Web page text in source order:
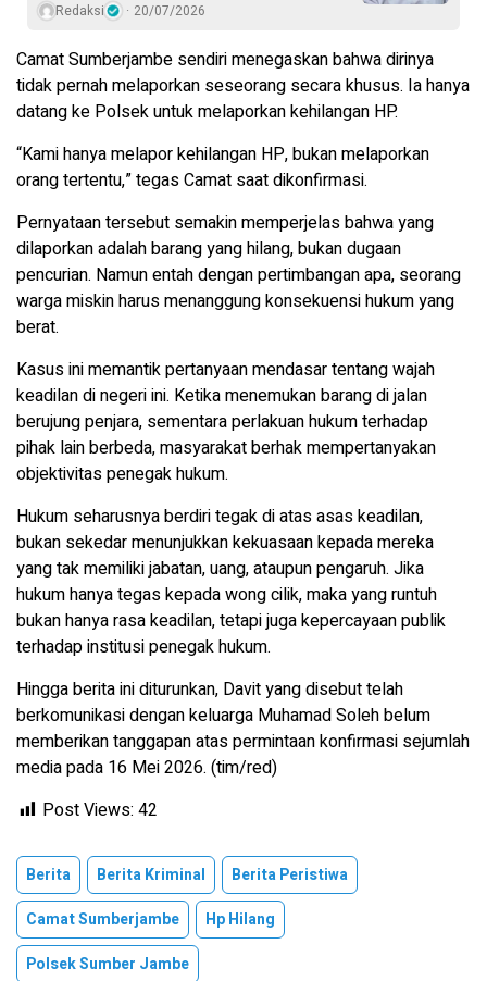
Redaksi 20/07/2026
Camat Sumberjambe sendiri menegaskan bahwa dirinya
tidak pernah melaporkan seseorang secara khusus. Ia hanya
datang ke Polsek untuk melaporkan kehilangan HP.
“Kami hanya melapor kehilangan HP, bukan melaporkan
orang tertentu,” tegas Camat saat dikonfirmasi.
Pernyataan tersebut semakin memperjelas bahwa yang
dilaporkan adalah barang yang hilang, bukan dugaan
pencurian. Namun entah dengan pertimbangan apa, seorang
warga miskin harus menanggung konsekuensi hukum yang
berat.
Kasus ini memantik pertanyaan mendasar tentang wajah
keadilan di negeri ini. Ketika menemukan barang di jalan
berujung penjara, sementara perlakuan hukum terhadap
pihak lain berbeda, masyarakat berhak mempertanyakan
objektivitas penegak hukum.
Hukum seharusnya berdiri tegak di atas asas keadilan,
bukan sekedar menunjukkan kekuasaan kepada mereka
yang tak memiliki jabatan, uang, ataupun pengaruh. Jika
hukum hanya tegas kepada wong cilik, maka yang runtuh
bukan hanya rasa keadilan, tetapi juga kepercayaan publik
terhadap institusi penegak hukum.
Hingga berita ini diturunkan, Davit yang disebut telah
berkomunikasi dengan keluarga Muhamad Soleh belum
memberikan tanggapan atas permintaan konfirmasi sejumlah
media pada 16 Mei 2026. (tim/red)
Post Views: 42
Berita Berita Kriminal
Berita Peristiwa
Camat Sumberjambe
Hp Hilang
Polsek Sumber Jambe